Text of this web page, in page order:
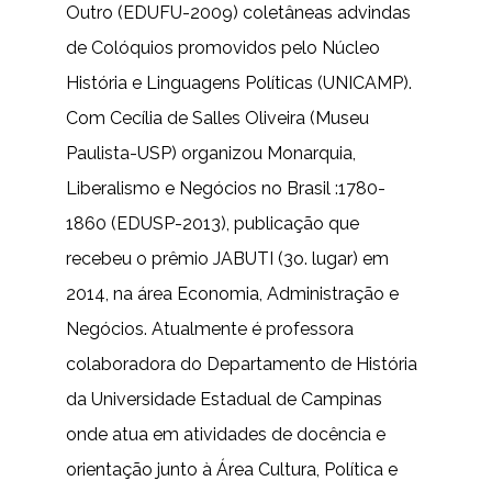
Outro (EDUFU-2009) coletâneas advindas
de Colóquios promovidos pelo Núcleo
História e Linguagens Políticas (UNICAMP).
Com Cecília de Salles Oliveira (Museu
Paulista-USP) organizou Monarquia,
Liberalismo e Negócios no Brasil :1780-
1860 (EDUSP-2013), publicação que
recebeu o prêmio JABUTI (3o. lugar) em
2014, na área Economia, Administração e
Negócios. Atualmente é professora
colaboradora do Departamento de História
da Universidade Estadual de Campinas
onde atua em atividades de docência e
orientação junto à Área Cultura, Política e